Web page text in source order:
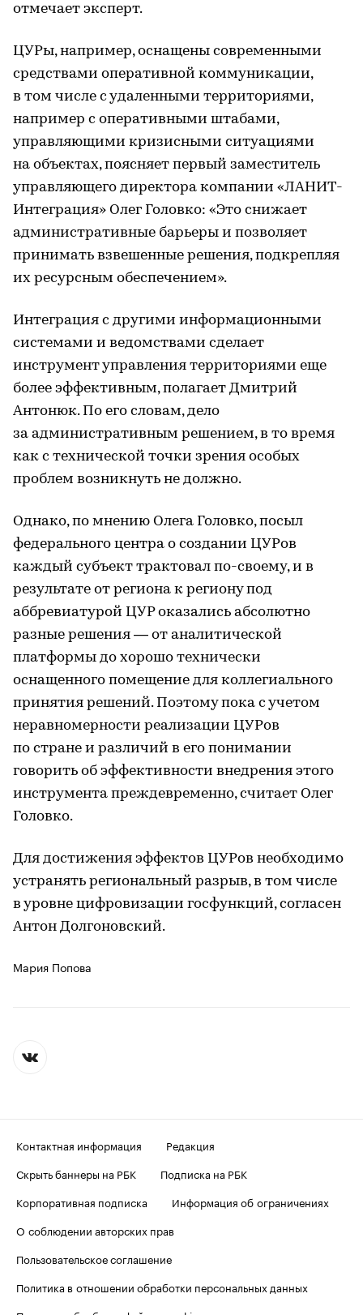
отмечает эксперт.
ЦУРы, например, оснащены современными
средствами оперативной коммуникации,
в том числе с удаленными территориями,
например с оперативными штабами,
управляющими кризисными ситуациями
на объектах, поясняет первый заместитель
управляющего директора компании «ЛАНИТ-
Интеграция» Олег Головко: «Это снижает
административные барьеры и позволяет
принимать взвешенные решения, подкрепляя
их ресурсным обеспечением».
Интеграция с другими информационными
системами и ведомствами сделает
инструмент управления территориями еще
более эффективным, полагает Дмитрий
Антонюк. По его словам, дело
за административным решением, в то время
как с технической точки зрения особых
проблем возникнуть не должно.
Однако, по мнению Олега Головко, посыл
федерального центра о создании ЦУРов
каждый субъект трактовал по-своему, и в
результате от региона к региону под
аббревиатурой ЦУР оказались абсолютно
разные решения — от аналитической
платформы до хорошо технически
оснащенного помещение для коллегиального
принятия решений. Поэтому пока с учетом
неравномерности реализации ЦУРов
по стране и различий в его понимании
говорить об эффективности внедрения этого
инструмента преждевременно, считает Олег
Головко.
Для достижения эффектов ЦУРов необходимо
устранять региональный разрыв, в том числе
в уровне цифровизации госфункций, согласен
Антон Долгоновский.
Мария Попова
Контактная информация
Редакция
Скрыть баннеры на РБК
Подписка на РБК
Корпоративная подписка
Информация об ограничениях
О соблюдении авторских прав
Пользовательское соглашение
Политика в отношении обработки персональных данных